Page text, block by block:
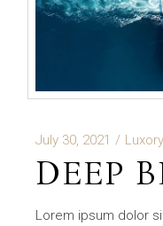
July 30, 2021 Luxory
DEEP
Lorem ipsum dolor